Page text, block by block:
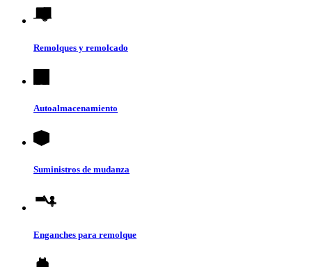
Remolques y remolcado
Autoalmacenamiento
Suministros de mudanza
Enganches para remolque